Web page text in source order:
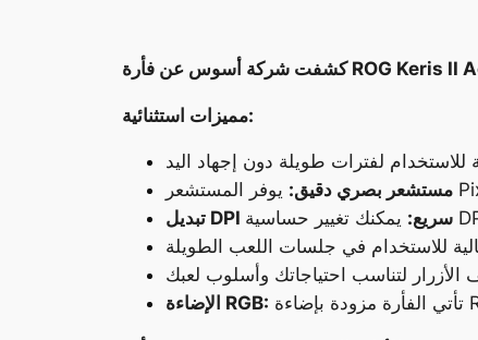
مميزات استثنائية:
مستشعر بصري دقيق:
تبديل DPI سريع:
الإضاءة RGB: